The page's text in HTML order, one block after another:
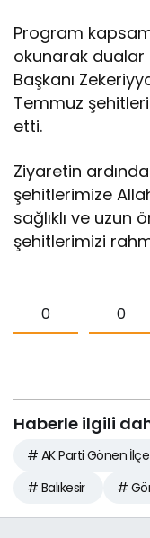
Program
okunarak dualar
Başkanı
Temmuz
etti.
Ziyaretin
şehitlerimize
sağlıklı ve uzun
şehitlerimizi
0 0
Haberle ilgili
# AK Parti Gönen İlçe
# Balıkesir
#